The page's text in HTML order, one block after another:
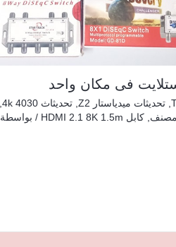
فى مكان واحد
,تحديثات ميدياستار Z2 ,تحديثاث 4030 4k
مصنف ,كابل HDMI 2.1 8K 1.5m / بواسطة